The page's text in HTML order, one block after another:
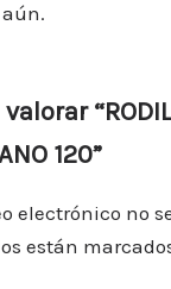
120”
electrónico no
están